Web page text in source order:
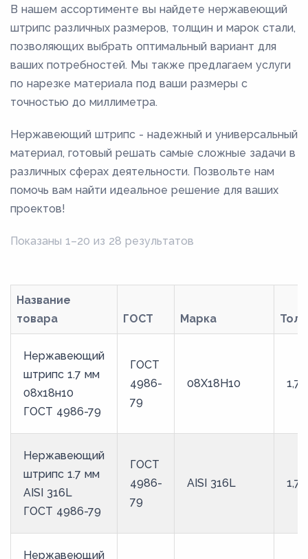
3,75
4
4,5
5,5
6
7
9
9,5
В нашем ассортименте вы найдете нержавеющий
штрипс различных размеров, толщин и марок стали,
позволяющих выбрать оптимальный вариант для
ваших потребностей. Мы также предлагаем услуги
по нарезке материала под ваши размеры с
точностью до миллиметра.
Нержавеющий штрипс - надежный и универсальный
материал, готовый решать самые сложные задачи в
различных сферах деятельности. Позвольте нам
помочь вам найти идеальное решение для ваших
проектов!
Показаны 1–20 из 28 результатов
Название
товара
ГОСТ Марка
Нержавеющий
штрипс 1.7 мм
08х18н10
ГОСТ 4986-79
ГОСТ
4986-
79
08Х18Н10 1,7
Нержавеющий
штрипс 1.7 мм
AISI 316L
ГОСТ 4986-79
ГОСТ
4986-
79
AISI 316L 1,7
Нержавеющий